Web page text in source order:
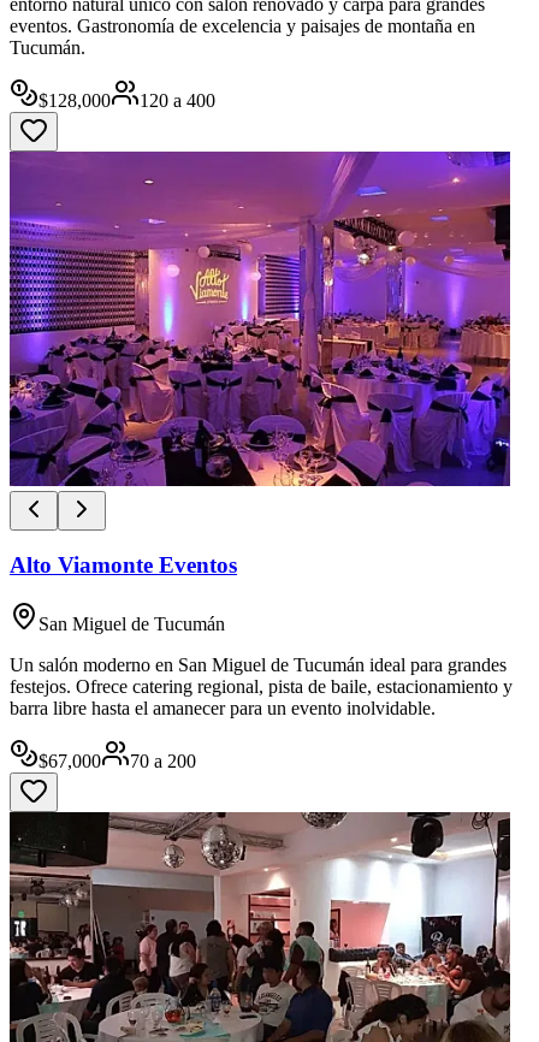
entorno natural único con salón renovado y carpa para grandes
eventos. Gastronomía de excelencia y paisajes de montaña en
Tucumán.
$128,000 120 a 400
Alto Viamonte Eventos
San Miguel de Tucumán
Un salón moderno en San Miguel de Tucumán ideal para grandes
festejos. Ofrece catering regional, pista de baile, estacionamiento y
barra libre hasta el amanecer para un evento inolvidable.
$67,000 70 a 200